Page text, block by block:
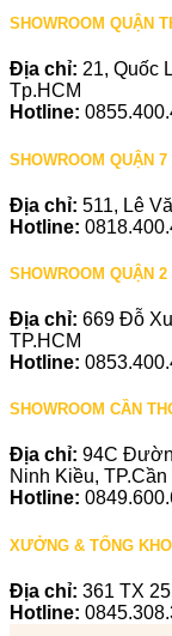
SHOWROOM QUẬN
Địa chỉ: 21, Quốc
Tp.HCM
Hotline:
SHOWROOM QUẬN 7
Địa chỉ: 511, Lê
Hotline:
SHOWROOM QUẬN 2
Địa chỉ: 669 Đỗ
TP.HCM
Hotline:
SHOWROOM CẦN
Địa chỉ: 94C
Ninh Kiều,
Hotline:
XƯỞNG & TỔNG
Địa chỉ: 361 TX
Hotline: